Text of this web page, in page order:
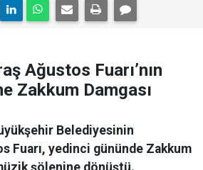
Ağustos Fuarı’nın
Zakkum Damgası
Belediyesinin
Fuarı, yedinci gününde Zakkum
şölenine dönüştü.